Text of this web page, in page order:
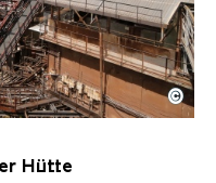
Hütte mit
Hütte | Karl
©
Hütte